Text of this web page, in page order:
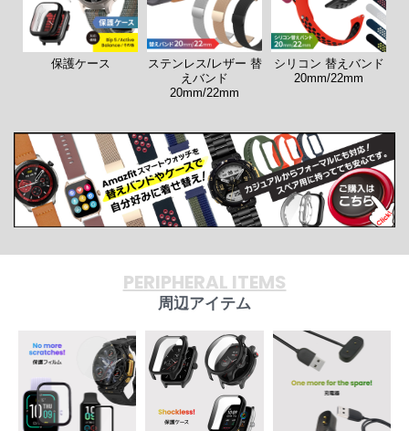
保護ケース
ステンレス/レザー 替
えバンド
20mm/22mm
シリコン 替えバンド
20mm/22mm
PERIPHERAL ITEMS
周辺アイテム